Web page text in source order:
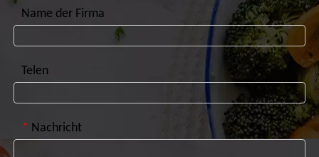
Name der Firma
Telen
* Nachricht